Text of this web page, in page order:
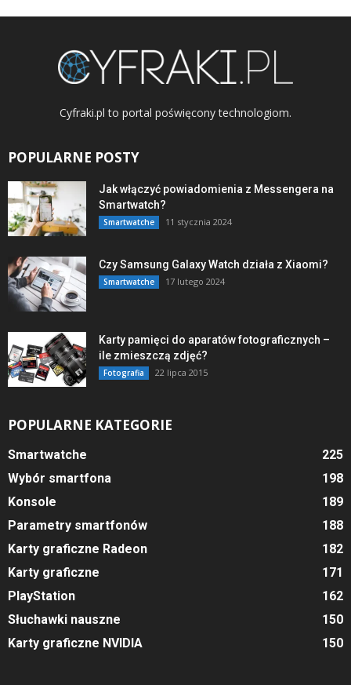
Cyfraki.pl to portal poświęcony technologiom.
POPULARNE POSTY
Jak włączyć powiadomienia z Messengera na
Smartwatch?
Smartwatche 11 stycznia 2024
Czy Samsung Galaxy Watch działa z Xiaomi?
Smartwatche 17 lutego 2024
Karty pamięci do aparatów fotograficznych –
ile zmieszczą zdjęć?
Fotografia 22 lipca 2015
POPULARNE KATEGORIE
Smartwatche
225
Wybór smartfona
198
Konsole
189
Parametry smartfonów
188
Karty graficzne Radeon
182
Karty graficzne
171
PlayStation
162
Słuchawki nauszne
150
Karty graficzne NVIDIA
150